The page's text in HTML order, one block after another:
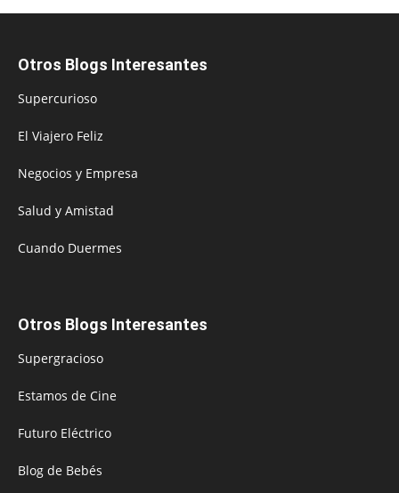
Otros Blogs Interesantes
Supercurioso
El Viajero Feliz
Negocios y Empresa
Salud y Amistad
Cuando Duermes
Otros Blogs Interesantes
Supergracioso
Estamos de Cine
Futuro Eléctrico
Blog de Bebés